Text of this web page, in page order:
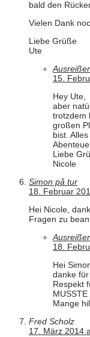
bald den
Vielen Dank
Liebe Grüße
Ute
15.
Hey Ute,
aber
trotzdem
großen
bist.
Liebe
Nicole
Simon på tur
18. Februar
Hei Nicole,
Fragen zu
18.
Hei
danke
Respekt
Mange
Fred Scholz
17. März 2014